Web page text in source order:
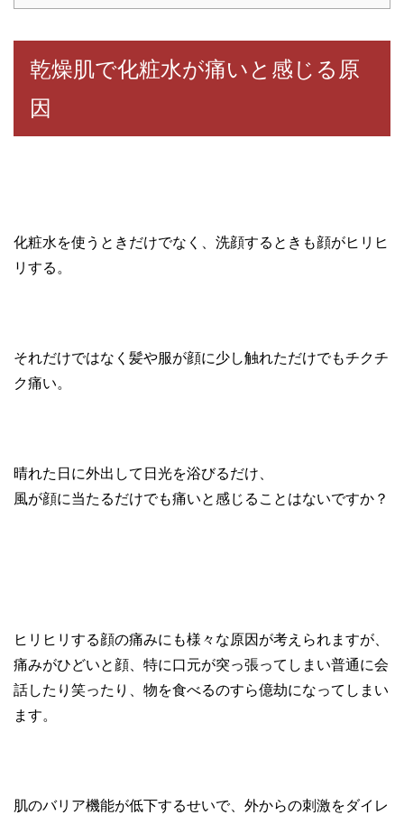
乾燥肌で化粧水が痛いと感じる原
因
化粧水を使うときだけでなく、洗顔するときも顔がヒリヒ
リする。
それだけではなく髪や服が顔に少し触れただけでもチクチ
ク痛い。
晴れた日に外出して日光を浴びるだけ、
風が顔に当たるだけでも痛いと感じることはないですか？
ヒリヒリする顔の痛みにも様々な原因が考えられますが、
痛みがひどいと顔、特に口元が突っ張ってしまい普通に会
話したり笑ったり、物を食べるのすら億劫になってしまい
ます。
肌のバリア機能が低下するせいで、外からの刺激をダイレ